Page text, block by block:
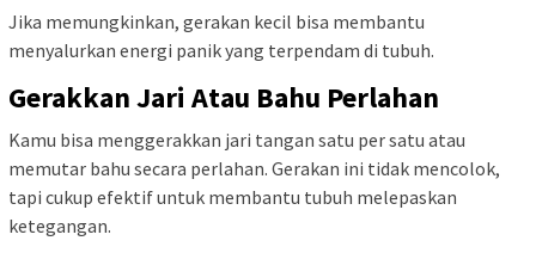
Jika memungkinkan, gerakan kecil bisa membantu
menyalurkan energi panik yang terpendam di tubuh.
Gerakkan Jari Atau Bahu Perlahan
Kamu bisa menggerakkan jari tangan satu per satu atau
memutar bahu secara perlahan. Gerakan ini tidak mencolok,
tapi cukup efektif untuk membantu tubuh melepaskan
ketegangan.